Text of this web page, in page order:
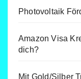
Photovoltaik
Amazon Visa
dich?
Mit Gold/Silber